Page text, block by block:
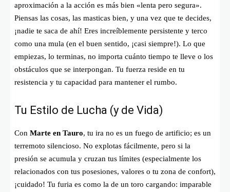
aproximación a la acción es más bien «lenta pero segura».
Piensas las cosas, las masticas bien, y una vez que te decides,
¡nadie te saca de ahí! Eres increíblemente persistente y terco
como una mula (en el buen sentido, ¡casi siempre!). Lo que
empiezas, lo terminas, no importa cuánto tiempo te lleve o los
obstáculos que se interpongan. Tu fuerza reside en tu
resistencia y tu capacidad para mantener el rumbo.
Tu Estilo de Lucha (y de Vida)
Con Marte en Tauro, tu ira no es un fuego de artificio; es un
terremoto silencioso. No explotas fácilmente, pero si la
presión se acumula y cruzan tus límites (especialmente los
relacionados con tus posesiones, valores o tu zona de confort),
¡cuidado! Tu furia es como la de un toro cargando: imparable